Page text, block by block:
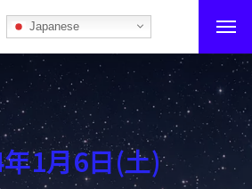
Japanese
う！1月6日(土)